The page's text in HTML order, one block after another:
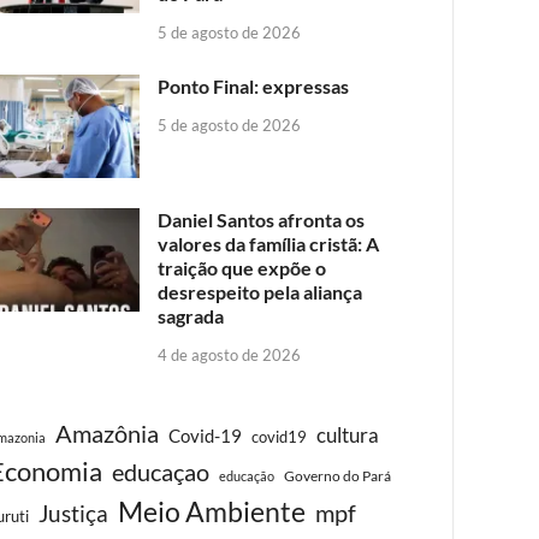
5 de agosto de 2026
Ponto Final: expressas
5 de agosto de 2026
Daniel Santos afronta os
valores da família cristã: A
traição que expõe o
desrespeito pela aliança
sagrada
4 de agosto de 2026
Amazônia Covid-19 covid19 cultura
educaçao educação Governo do Pará
Justiça Meio Ambiente mpf